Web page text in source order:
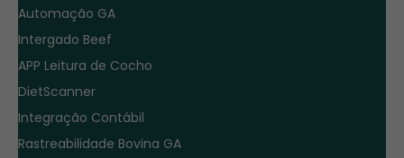
Automação GA
Intergado Beef
APP Leitura de Cocho
DietScanner
Integração Contábil
Rastreabilidade Bovina GA